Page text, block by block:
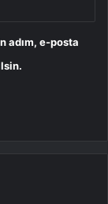
adım, e-posta